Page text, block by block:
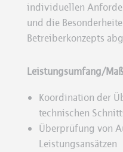
individuellen
und die
Betreiberkonzepts
Leistungsumfang/
Koordination der
technischen
Überprüfung von
Leistungsansätzen